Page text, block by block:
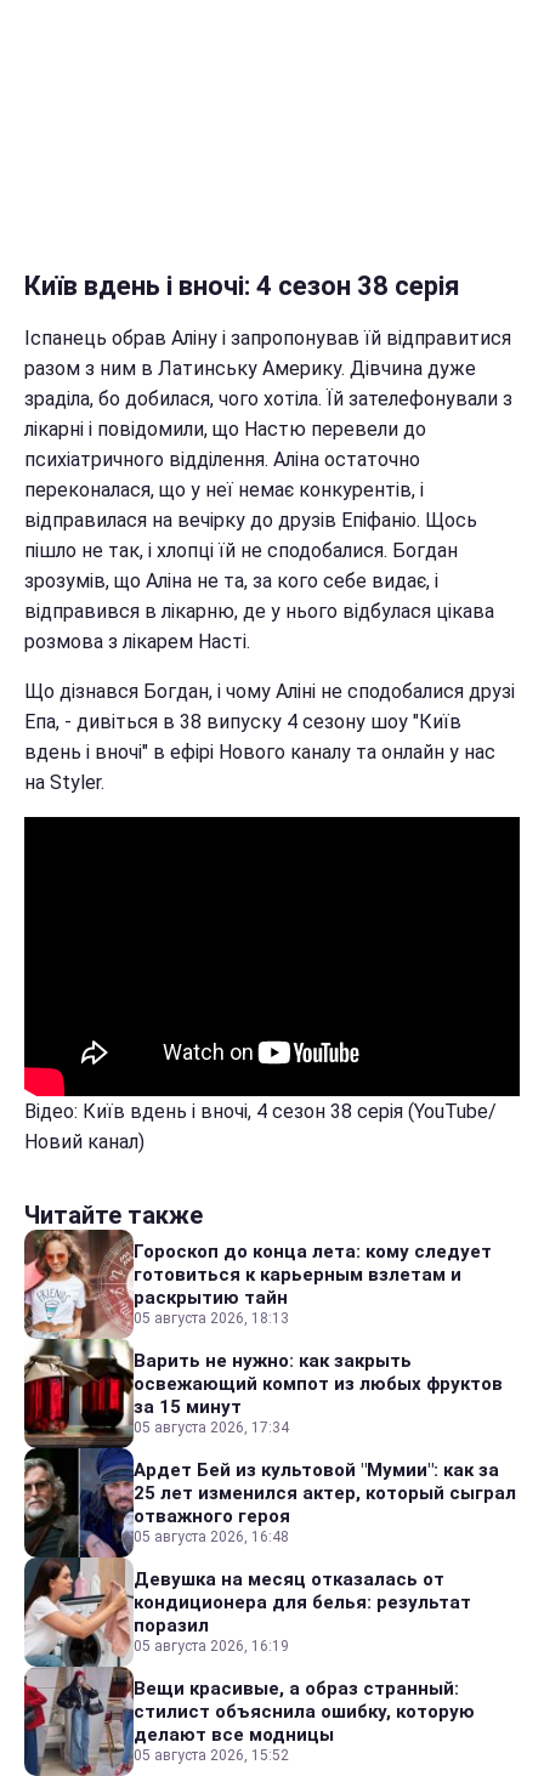
Київ вдень і вночі: 4 сезон 38 серія
Іспанець обрав Аліну і запропонував їй відправитися
разом з ним в Латинську Америку. Дівчина дуже
зраділа, бо добилася, чого хотіла. Їй зателефонували з
лікарні і повідомили, що Настю перевели до
психіатричного відділення. Аліна остаточно
переконалася, що у неї немає конкурентів, і
відправилася на вечірку до друзів Епіфаніо. Щось
пішло не так, і хлопці їй не сподобалися. Богдан
зрозумів, що Аліна не та, за кого себе видає, і
відправився в лікарню, де у нього відбулася цікава
розмова з лікарем Насті.
Що дізнався Богдан, і чому Аліні не сподобалися друзі
Епа, - дивіться в 38 випуску 4 сезону шоу "Київ
вдень ​​і вночі" в ефірі Нового каналу та онлайн у нас
на Styler.
Відео: Київ вдень і вночі, 4 сезон 38 серія (YouTube/
Новий канал)
Читайте также
Гороскоп до конца лета: кому следует
готовиться к карьерным взлетам и
раскрытию тайн
05 августа 2026, 18:13
Варить не нужно: как закрыть
освежающий компот из любых фруктов
за 15 минут
05 августа 2026, 17:34
Ардет Бей из культовой "Мумии": как за
25 лет изменился актер, который сыграл
отважного героя
05 августа 2026, 16:48
Девушка на месяц отказалась от
кондиционера для белья: результат
поразил
05 августа 2026, 16:19
Вещи красивые, а образ странный:
стилист объяснила ошибку, которую
делают все модницы
05 августа 2026, 15:52